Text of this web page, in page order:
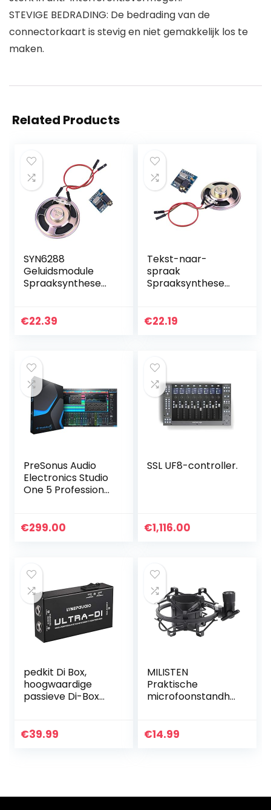
STEVIGE BEDRADING: De bedrading van de
connectorkaart is stevig en niet gemakkelijk los te
maken.
Related Products
SYN6288
Geluidsmodule
Spraaksynthesem
Tekst Naar Spraak
€22.39
Tekst-naar-
spraak
Spraaksynthesem
auto-
€22.19
PreSonus Audio
Electronics Studio
One 5 Professional
Download Card,
€299.00
SSL UF8-controller.
€1,116.00
pedkit Di Box,
hoogwaardige
passieve Di-Box
Gebalanceerde en
€39.99
MILISTEN
Praktische
microfoonstandho
voor prestaties
€14.99